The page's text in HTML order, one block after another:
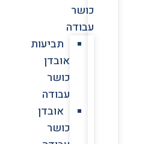
כושר
עבודה
תביעות
אובדן
כושר
עבודה
אובדן
כושר